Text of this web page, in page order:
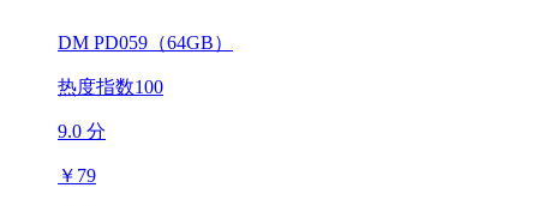
DM PD059（64GB）
热度指数100
9.0 分
￥ 79